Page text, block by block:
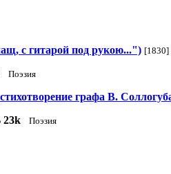
с гитарой под рукою...") [1830]
Поэзия
графа В.
23k Поэзия